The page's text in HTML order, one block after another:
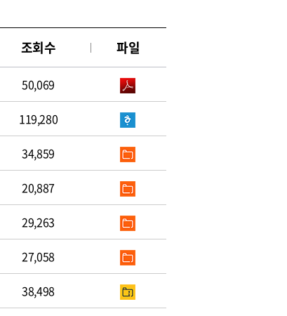
조회수 파일
50,069
119,280
34,859
20,887
29,263
27,058
38,498